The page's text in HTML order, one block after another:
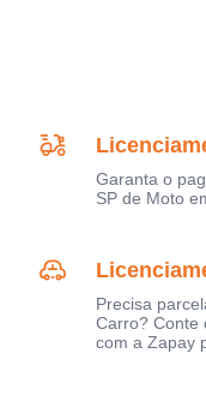
Garanta o
SP de Moto
Precisa
Carro? Conte
com a Zapay